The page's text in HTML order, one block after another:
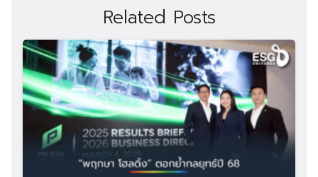
for:
Related Posts